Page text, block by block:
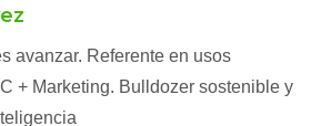
avanzar. Referente en usos
+ Marketing. Bulldozer sostenible y